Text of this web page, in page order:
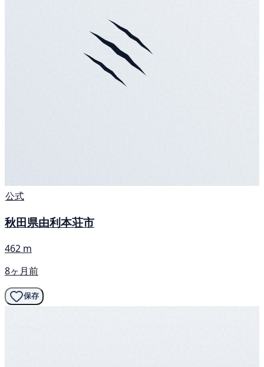
公式
秋田県由利本荘市
462 m
8ヶ月前
保存